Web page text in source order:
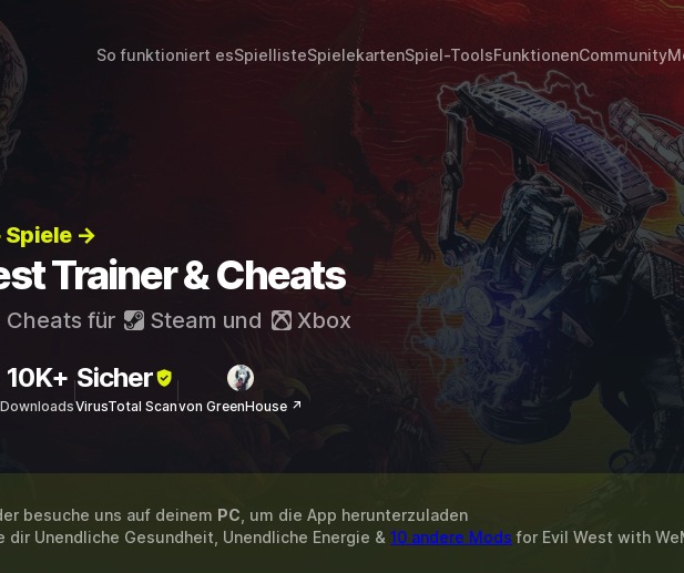
So funktioniert esSpiellisteSpielekartenSpiel-ToolsFunktionenCommunity
→
Trainer & Cheats
Cheats für Steam und Xbox
10K+
Downloads
Sicher
VirusTotal Scanvon GreenHouse ↗
besuche uns auf deinem PC , um die App herunterzuladen
dir Unendliche Gesundheit, Unendliche Energie & 10 andere Mods for Evil West with